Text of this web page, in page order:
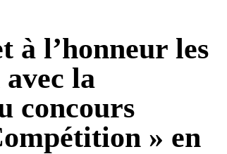
à l’honneur les
la
concours
» en